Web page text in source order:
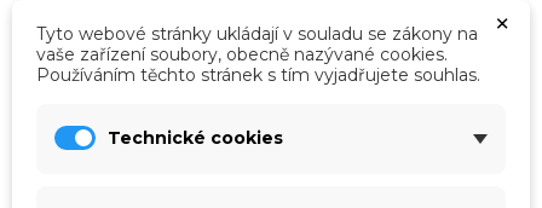
×
Tyto webové stránky ukládají v souladu se zákony na
vaše zařízení soubory, obecně nazývané cookies.
Používáním těchto stránek s tím vyjadřujete souhlas.
Technické cookies